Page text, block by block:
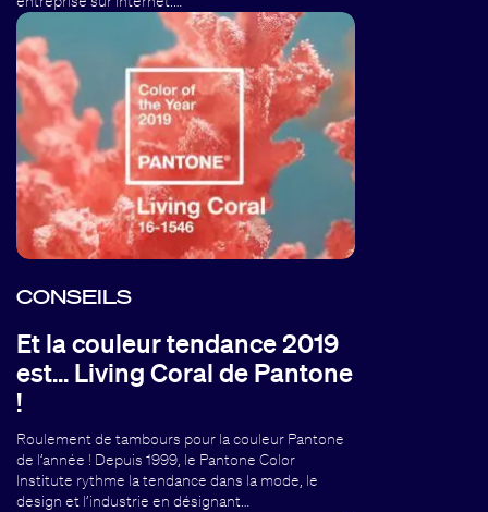
CONSEILS
Et la couleur tendance 2019
est... Living Coral de Pantone
!
Roulement de tambours pour la couleur Pantone
de l’année ! Depuis 1999, le Pantone Color
Institute rythme la tendance dans la mode, le
design et l’industrie en désignant…